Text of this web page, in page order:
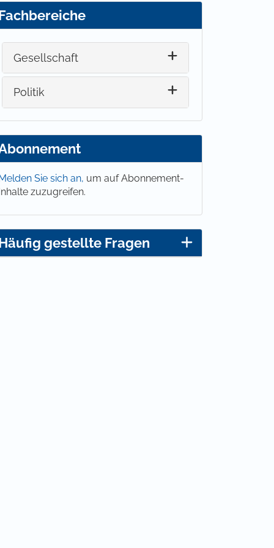
Gesellschaft
Politik
Melden Sie sich an, um auf Abonnement-
Inhalte zuzugreifen.
gestellte Fragen